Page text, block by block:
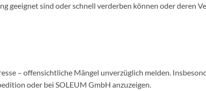
geeignet sind oder schnell verderben können oder deren
– offensichtliche Mängel unverzüglich melden.
oder bei SOLEUM GmbH anzuzeigen.